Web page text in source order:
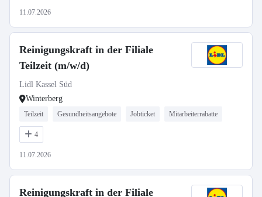
11.07.2026
Reinigungskraft in der Filiale
Teilzeit (m/w/d)
Lidl Kassel Süd
Winterberg
Teilzeit Gesundheitsangebote Jobticket Mitarbeiterrabatte
4
11.07.2026
Reinigungskraft in der Filiale